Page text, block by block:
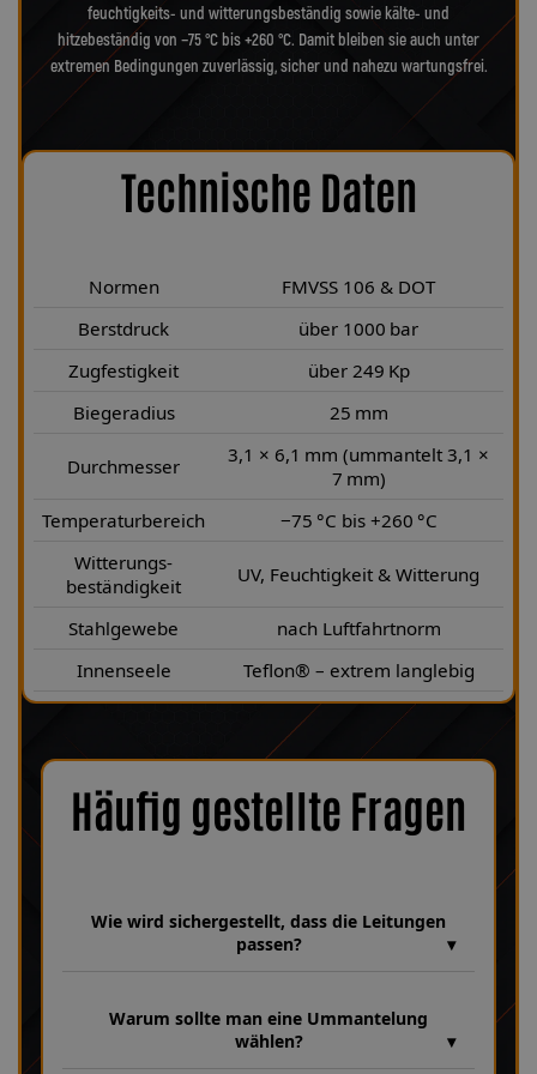
feuchtigkeits- und witterungsbeständig sowie kälte- und
hitzebeständig von −75 °C bis +260 °C. Damit bleiben sie auch unter
extremen Bedingungen zuverlässig, sicher und nahezu wartungsfrei.
Technische Daten
Normen
FMVSS 106 & DOT
Berstdruck
über 1000 bar
Zugfestigkeit
über 249 Kp
Biegeradius
25 mm
Durchmesser
3,1 × 6,1 mm (ummantelt 3,1 ×
7 mm)
Temperaturbereich
−75 °C bis +260 °C
Witterungs-
beständigkeit
UV, Feuchtigkeit & Witterung
Stahlgewebe
nach Luftfahrtnorm
Innenseele
Teflon® – extrem langlebig
Häufig gestellte Fragen
Wie wird sichergestellt, dass die Leitungen
passen?
Leitungsvarianten hinterlegt sind. Dabei achten wir bei jeder
Fertigung genau auf Fahrzeugparameter wie HSN 4136, TSN
Warum sollte man eine Ummantelung
wählen?